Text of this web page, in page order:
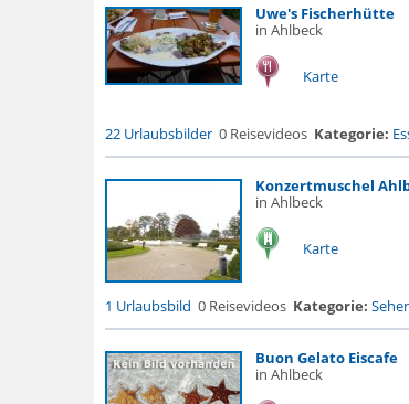
Uwe's Fischerhütte
in Ahlbeck
Karte
22 Urlaubsbilder 0 Reisevideos Kategorie:
Konzertmuschel
in Ahlbeck
Karte
1 Urlaubsbild 0 Reisevideos Kategorie:
Buon Gelato Eiscafe
in Ahlbeck